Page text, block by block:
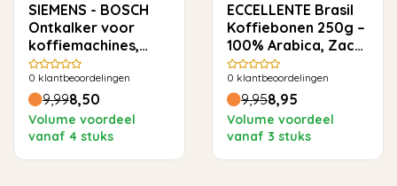
SIEMENS - BOSCH
Ontkalker voor
koffiemachines,
waterkokers en
stoomovens –
250ml
0 klantbeoordelingen
9,998,50
Volume voordeel
vanaf 4 stuks
ECCELLENTE Brasil
Koffiebonen 250g –
100% Arabica, Zacht
& Rond
0 klantbeoordelingen
9,958,95
Volume voordeel
vanaf 3 stuks